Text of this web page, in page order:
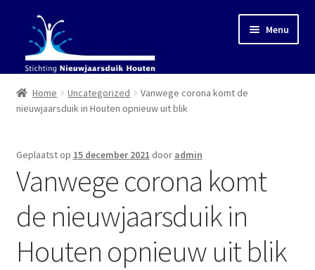
door
naar
navigatie
naar
de
inhoud
Menu
Home
Organisatie
Foto’s en Video’s
Home Uncategorized
Vanwege corona komt de
nieuwjaarsduik in Houten opnieuw uit blik
Geplaatst op 15 december 2021 door admin
Vanwege corona komt
de nieuwjaarsduik in
Houten opnieuw uit blik